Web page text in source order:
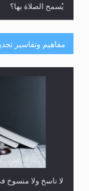
يُسمح الصلاة بها؟
هل يُحسب حول
مفاهيم وتفاسير
لا ناسخ ولا منسوخ